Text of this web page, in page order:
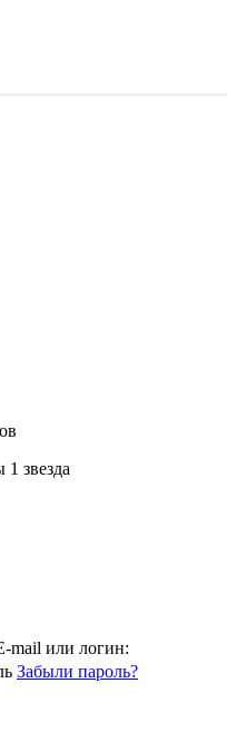
1 звeзда
mail или логин:
Забыли пароль?